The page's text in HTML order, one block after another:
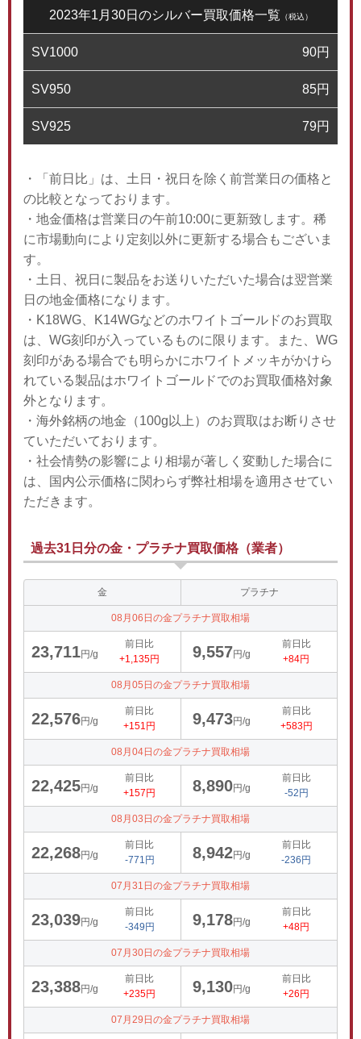
2023年1月30日のシルバー買取価格一覧 （税込）
SV1000 90円
SV950 85円
SV925 79円
・「前日比」は、土日・祝日を除く前営業日の価格と
の比較となっております。
・地金価格は営業日の午前10:00に更新致します。稀
に市場動向により定刻以外に更新する場合もございま
す。
・土日、祝日に製品をお送りいただいた場合は翌営業
日の地金価格になります。
・K18WG、K14WGなどのホワイトゴールドのお買取
は、WG刻印が入っているものに限ります。また、WG
刻印がある場合でも明らかにホワイトメッキがかけら
れている製品はホワイトゴールドでのお買取価格対象
外となります。
・海外銘柄の地金（100g以上）のお買取はお断りさせ
ていただいております。
・社会情勢の影響により相場が著しく変動した場合に
は、国内公示価格に関わらず弊社相場を適用させてい
ただきます。
過去31日分の金・プラチナ買取価格（業者）
金 プラチナ
08月06日の金プラチナ買取相場
23,711円/g
前日比
+1,135円
9,557円/g
前日比
+84円
08月05日の金プラチナ買取相場
22,576円/g
前日比
+151円
9,473円/g
前日比
+583円
08月04日の金プラチナ買取相場
22,425円/g
前日比
+157円
8,890円/g
前日比
-52円
08月03日の金プラチナ買取相場
22,268円/g
前日比
-771円
8,942円/g
前日比
-236円
07月31日の金プラチナ買取相場
23,039円/g
前日比
-349円
9,178円/g
前日比
+48円
07月30日の金プラチナ買取相場
23,388円/g
前日比
+235円
9,130円/g
前日比
+26円
07月29日の金プラチナ買取相場